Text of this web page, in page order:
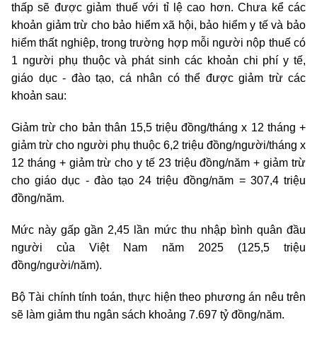
thấp sẽ được giảm thuế với tỉ lệ cao hơn. Chưa kể các
khoản giảm trừ cho bảo hiểm xã hội, bảo hiểm y tế và bảo
hiểm thất nghiệp, trong trường hợp mỗi người nộp thuế có
1 người phụ thuộc và phát sinh các khoản chi phí y tế,
giáo dục - đào tạo, cá nhân có thể được giảm trừ các
khoản sau:
Giảm trừ cho bản thân 15,5 triệu đồng/tháng x 12 tháng +
giảm trừ cho người phụ thuộc 6,2 triệu đồng/người/tháng x
12 tháng + giảm trừ cho y tế 23 triệu đồng/năm + giảm trừ
cho giáo dục - đào tạo 24 triệu đồng/năm = 307,4 triệu
đồng/năm.
Mức này gấp gần 2,45 lần mức thu nhập bình quân đầu
người của Việt Nam năm 2025 (125,5 triệu
đồng/người/năm).
Bộ Tài chính tính toán, thực hiện theo phương án nêu trên
sẽ làm giảm thu ngân sách khoảng 7.697 tỷ đồng/năm.